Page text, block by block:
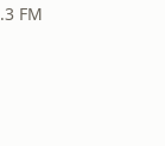
FM